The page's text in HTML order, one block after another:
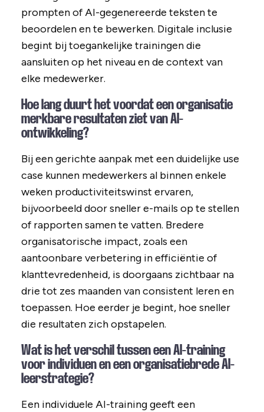
prompten of AI-gegenereerde teksten te
beoordelen en te bewerken. Digitale inclusie
begint bij toegankelijke trainingen die
aansluiten op het niveau en de context van
elke medewerker.
Hoe lang duurt het voordat een organisatie
merkbare resultaten ziet van AI-
ontwikkeling?
Bij een gerichte aanpak met een duidelijke use
case kunnen medewerkers al binnen enkele
weken productiviteitswinst ervaren,
bijvoorbeeld door sneller e-mails op te stellen
of rapporten samen te vatten. Bredere
organisatorische impact, zoals een
aantoonbare verbetering in efficiëntie of
klanttevredenheid, is doorgaans zichtbaar na
drie tot zes maanden van consistent leren en
toepassen. Hoe eerder je begint, hoe sneller
die resultaten zich opstapelen.
Wat is het verschil tussen een AI-training
voor individuen en een organisatiebrede AI-
leerstrategie?
Een individuele AI-training geeft een